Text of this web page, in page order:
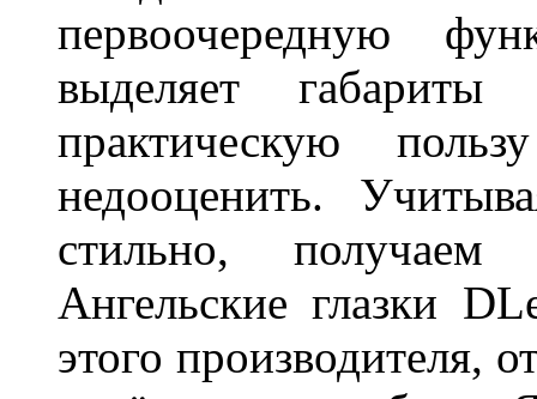
первоочередную
выделяет
практическую
недооценить.
стильно,
Ангельские глазки
этого производителя,